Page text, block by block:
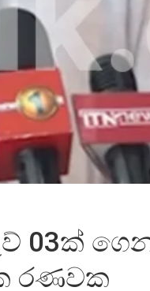
03ක්
රණවක